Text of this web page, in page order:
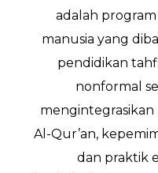
adalah
manusia yang
pendidikan
nonformal
Al-Qur’an,
dan praktik